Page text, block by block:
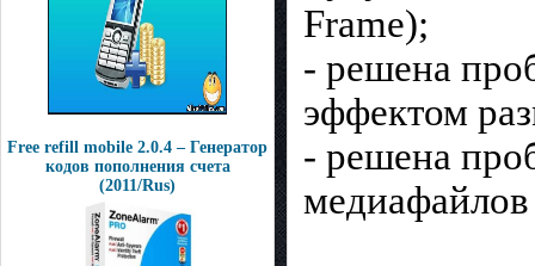
Free refill mobile 2.0.4 – Генератор
кодов пополнения счета
(2011/Rus)
Frame);
- решена
эффектом
- решена